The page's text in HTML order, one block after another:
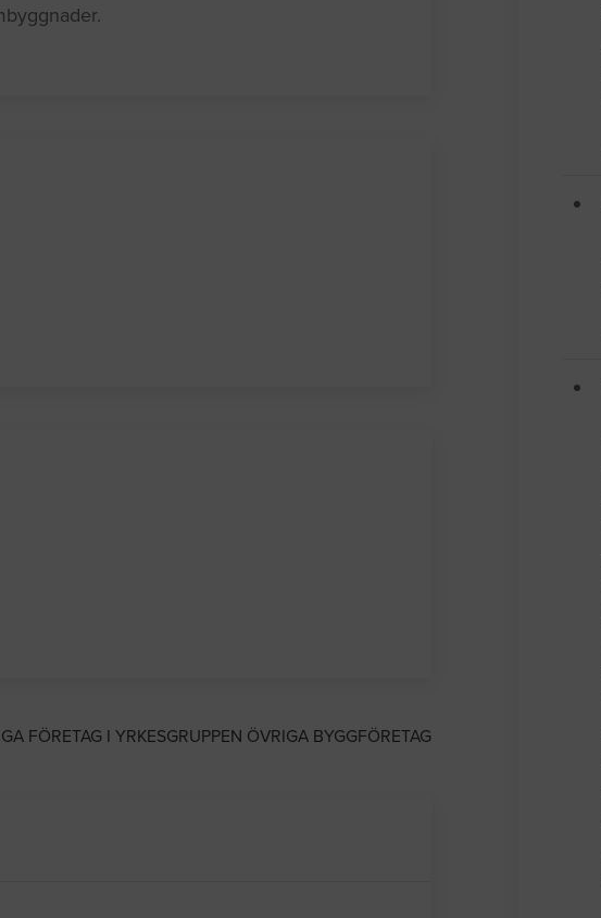
FÖRETAG I YRKESGRUPPEN ÖVRIGA BYGGFÖRETAG